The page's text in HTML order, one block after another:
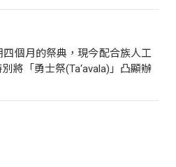
個月的祭典，現今配合族人工
將「勇士祭(Ta‘avala)」凸顯辦